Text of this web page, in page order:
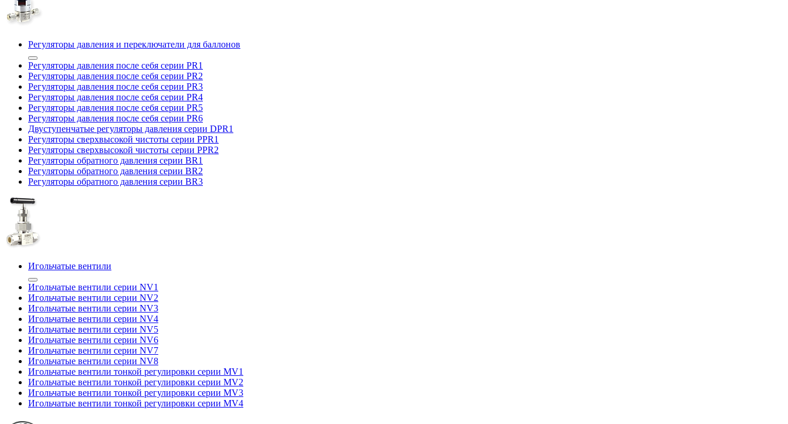
Регуляторы давления и переключатели для баллонов
Регуляторы давления после себя серии PR1
Регуляторы давления после себя серии PR2
Регуляторы давления после себя серии PR3
Регуляторы давления после себя серии PR4
Регуляторы давления после себя серии PR5
Регуляторы давления после себя серии PR6
Двуступенчатые регуляторы давления серии DPR1
Регуляторы сверхвысокой чистоты серии PPR1
Регуляторы сверхвысокой чистоты серии PPR2
Регуляторы обратного давления серии BR1
Регуляторы обратного давления серии BR2
Регуляторы обратного давления серии BR3
Игольчатые вентили
Игольчатые вентили серии NV1
Игольчатые вентили серии NV2
Игольчатые вентили серии NV3
Игольчатые вентили серии NV4
Игольчатые вентили серии NV5
Игольчатые вентили серии NV6
Игольчатые вентили серии NV7
Игольчатые вентили серии NV8
Игольчатые вентили тонкой регулировки серии MV1
Игольчатые вентили тонкой регулировки серии MV2
Игольчатые вентили тонкой регулировки серии MV3
Игольчатые вентили тонкой регулировки серии MV4